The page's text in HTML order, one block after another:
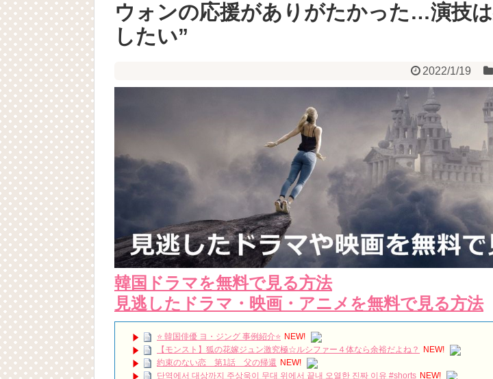
ウォンの応援がありがたかった…演技
したい”
2022/1/19
韓国ドラマを無料で見る方法
見逃したドラマ・映画・アニメを無料で見る方法
⭐️ 韓国俳優 ヨ・ジング 事例紹介⭐️ NEW!
【モンスト】狐の花嫁ジュン激究極☆ルシファー４体なら余裕だよね？
NEW!
約束のない恋 第1話 父の帰還 NEW!
단역에서 대상까지 주상욱이 무대 위에서 끝내 오열한 진짜 이유 #shorts NEW!